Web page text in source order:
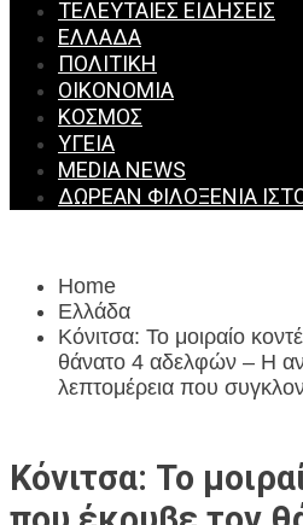
ΤΕΛΕΥΤΑΊΕΣ ΕΙΔΉΣΕΙΣ
ΕΛΛΆΔΑ
ΠΟΛΙΤΙΚΉ
ΟΙΚΟΝΟΜΊΑ
ΚΌΣΜΟΣ
ΥΓΕΊΑ
MEDIA NEWS
ΔΩΡΕΆΝ ΦΙΛΟΞΕΝΊΑ
Home
Ελλάδα
Κόνιτσα: Το μοιραίο
θάνατο 4 αδελφών – Η
λεπτομέρεια που
Κόνιτσα: Το